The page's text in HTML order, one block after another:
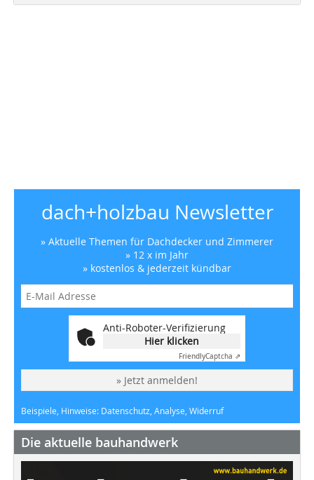
dach+holzbau Newsletter
» Aktuelle Themen für Dachdecker und Zimmerer
» 12 x im Jahr
» kostenlos & jederzeit kündbar
Anti-Roboter-Verifizierung
Hier klicken
FriendlyCaptcha ⇗
» Jetzt anmelden!
Beispiele, Hinweise: Datenschutz, Analyse, Widerruf
Die aktuelle bauhandwerk